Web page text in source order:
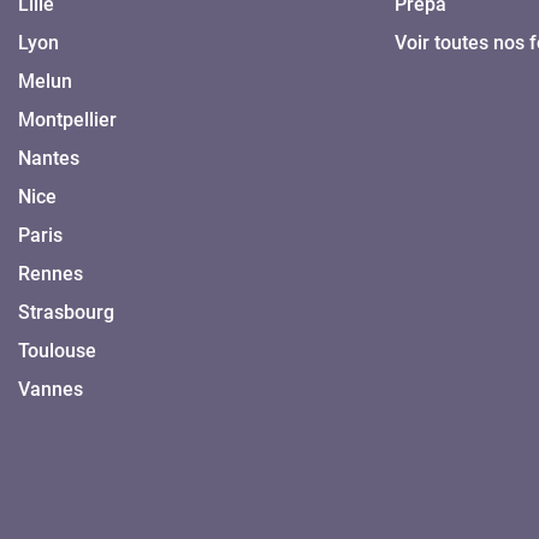
Lyon
Melun
Montpellier
Nantes
Nice
Paris
Rennes
Strasbourg
Toulouse
Vannes
Voir toutes nos